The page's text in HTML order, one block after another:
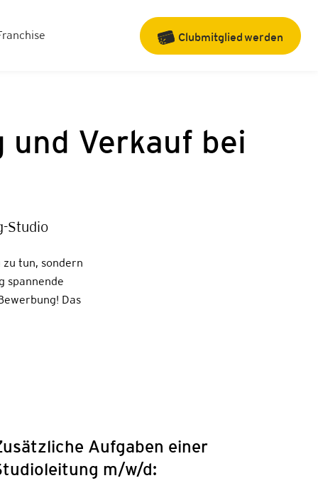
Clubmitgliedwerden
Verkauf bei
Studio
tun, sondern
spannende
Das
Aufgaben einer
m/w/d: